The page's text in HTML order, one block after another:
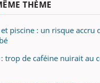
THÈME
et piscine : un risque accru
: trop de caféine nuirait au